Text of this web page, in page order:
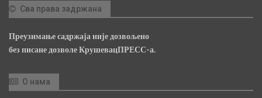
Сва права задржана
Преузимање садржаја није дозвољено
без писане дозволе КрушевацПРЕСС-а.
О нама